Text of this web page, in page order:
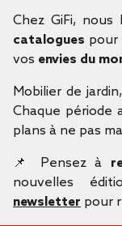
Chez GiFi, nous
catalogues pour
vos envies du
Mobilier de
Chaque période
plans à ne pas
📌 Pensez à
nouvelles
newsletter pour